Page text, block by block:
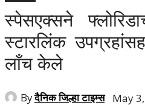
स्पेसएक्सने
स्टारलिंक
लाँच केले
Byदैनिक जिल्हा टाइम्स May